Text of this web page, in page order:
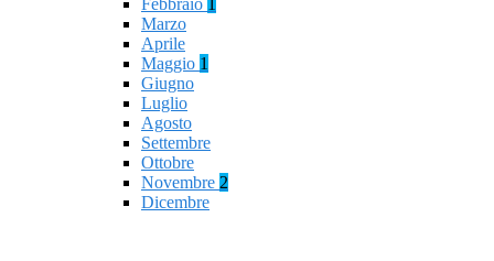
Febbraio 1
Marzo
Aprile
Maggio 1
Giugno
Luglio
Agosto
Settembre
Ottobre
Novembre 2
Dicembre